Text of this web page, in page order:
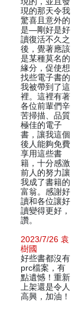
現的那天令我
驚喜且意外的
是—剛好是好
讀復活不久之
後，覺著應該
是某種莫名的
緣分，促使想
找些電子書的
我被帶到了這
裡。這裡有著
各位前輩們辛
苦掃描、品質
極佳的電子
書，讓我這個
後人能夠免費
享用這些書
籍，十分感激
前人的努力讓
我成了書籍的
富翁。感謝好
讀和各位讓好
讀變得更好，
讚。
2023/7/26 袁
樹國
好些書都沒有
prc檔案，有
點遺憾！重新
上架還是令人
高興，加油！